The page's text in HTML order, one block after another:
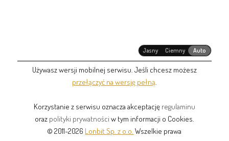
Jasny Ciemny Auto
Używasz wersji mobilnej serwisu. Jeśli chcesz możesz
przełączyć na wersję pełną
Korzystanie z serwisu oznacza akceptację regulaminu
oraz polityki prywatności w tym informacji o Cookies.
© 2011-2026 Lonbit Sp. z o.o. Wszelkie prawa